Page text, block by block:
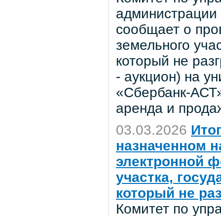
администрации
сообщает о
земельного
который не
- аукцион) на
«Сбербанк-
аренда и
03.03.2026
назначенном
электронной
участка,
который не
Комитет по